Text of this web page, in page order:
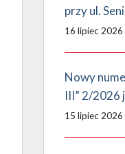
przy ul.
16 lipiec 2026
Nowy
III” 2/2026
15 lipiec 2026